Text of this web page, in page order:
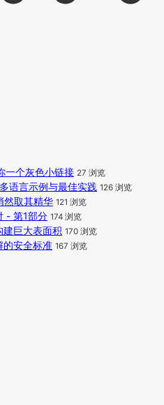
一个灰色小链接 27 浏览
语言示例与最佳实践 126 浏览
然取其精华 121 浏览
- 第1部分 174 浏览
建巨大表面积 170 浏览
的安全标准 167 浏览